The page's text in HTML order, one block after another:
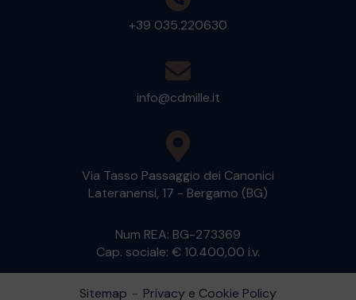
+39 035.220630
info@cdmille.it
Via Tasso Passaggio dei Canonici
Lateranensi, 17 - Bergamo (BG)
Num REA: BG-273369
Cap. sociale: € 10.400,00 i.v.
Sitemap - Privacy e Cookie Policy